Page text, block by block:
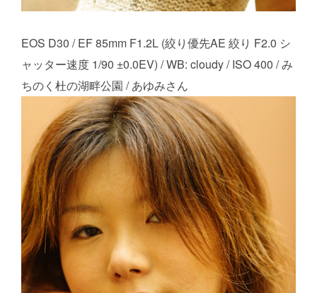
EOS D30 / EF 85mm F1.2L (絞り優先AE 絞り F2.0 シ
ャッター速度 1/90 ±0.0EV) / WB: cloudy / ISO 400 / み
ちのく杜の湖畔公園 / あゆみさん